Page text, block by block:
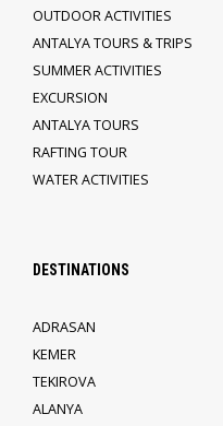
OUTDOOR ACTIVITIES
ANTALYA TOURS & TRIPS
SUMMER ACTIVITIES
EXCURSION
ANTALYA TOURS
RAFTING TOUR
WATER ACTIVITIES
DESTINATIONS
ADRASAN
KEMER
TEKIROVA
ALANYA